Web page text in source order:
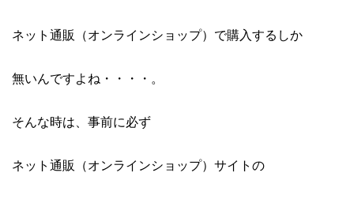
ネット通販（オンラインショップ）で購入するしか
無いんですよね・・・・。
そんな時は、事前に必ず
ネット通販（オンラインショップ）サイトの